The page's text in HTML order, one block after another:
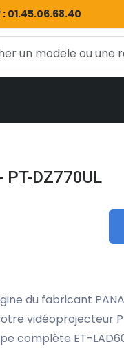
: 01.45.06.68.40
PT-DZ770UL
du fabricant
vidéoprojecteur
complète ET-